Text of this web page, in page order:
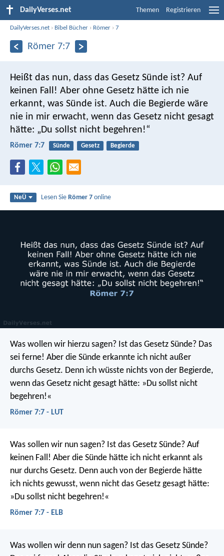
DailyVerses.net Themen Registrieren
DailyVerses.net › Bibel Bücher › Römer ›7
Römer 7:7
Heißt das nun, dass das Gesetz Sünde ist? Auf
keinen Fall! Aber ohne Gesetz hätte ich nie
erkannt, was Sünde ist. Auch die Begierde wäre
nie in mir erwacht, wenn das Gesetz nicht gesagt
hätte: „Du sollst nicht begehren!“
Römer 7:7 Sünde Gesetz Begierde
NeÜ Lesen SieRömer 7 online
Was wollen wir hierzu sagen? Ist das Gesetz Sünde? Das
sei ferne! Aber die Sünde erkannte ich nicht außer
durchs Gesetz. Denn ich wüsste nichts von der Begierde,
wenn das Gesetz nicht gesagt hätte: »Du sollst nicht
begehren!«
Römer 7:7 - LUT
Was sollen wir nun sagen? Ist das Gesetz Sünde? Auf
keinen Fall! Aber die Sünde hätte ich nicht erkannt als
nur durchs Gesetz. Denn auch von der Begierde hätte
ich nichts gewusst, wenn nicht das Gesetz gesagt hätte:
»Du sollst nicht begehren!«
Römer 7:7 - ELB
Was wollen wir denn nun sagen? Ist das Gesetz Sünde?